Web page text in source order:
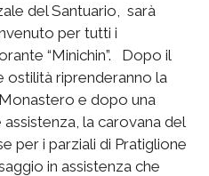
del Santuario, sarà
per tutti i
“Minichin”. Dopo il
ostilità riprenderanno la
e dopo una
la carovana del
per i parziali di Pratiglione
in assistenza che